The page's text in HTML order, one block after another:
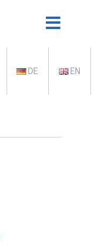
DE EN